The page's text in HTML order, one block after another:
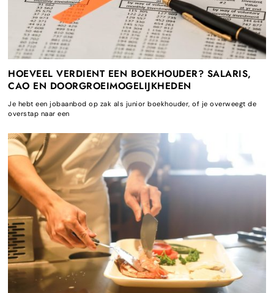
HOEVEEL VERDIENT EEN BOEKHOUDER? SALARIS,
CAO EN DOORGROEIMOGELIJKHEDEN
Je hebt een jobaanbod op zak als junior boekhouder, of je overweegt de
overstap naar een